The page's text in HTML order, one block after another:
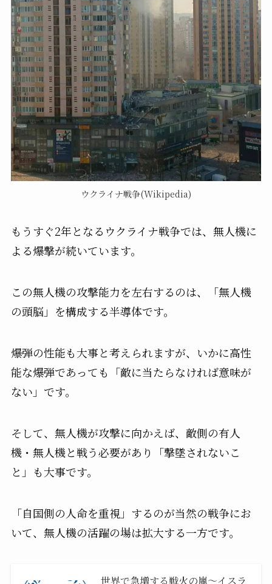
ウクライナ戦争(Wikipedia)
もうすぐ2年となるウクライナ戦争では、無人機に
よる爆撃が続いています。
この無人機の攻撃能力を左右するのは、「無人機
の頭脳」を構成する半導体です。
爆弾の性能も大事と考えられますが、いかに高性
能な爆弾であっても「敵に当たらなければ意味が
ない」です。
そして、無人機が攻撃に向かえば、敵側の有人
機・無人機と戦う必要があり「撃墜されないこ
と」も大事です。
「自国側の人命を重視」するのが当然の戦争にお
いて、無人機の活躍の場は拡大する一方です。
世界で急増する戦火の嵐〜イスラ